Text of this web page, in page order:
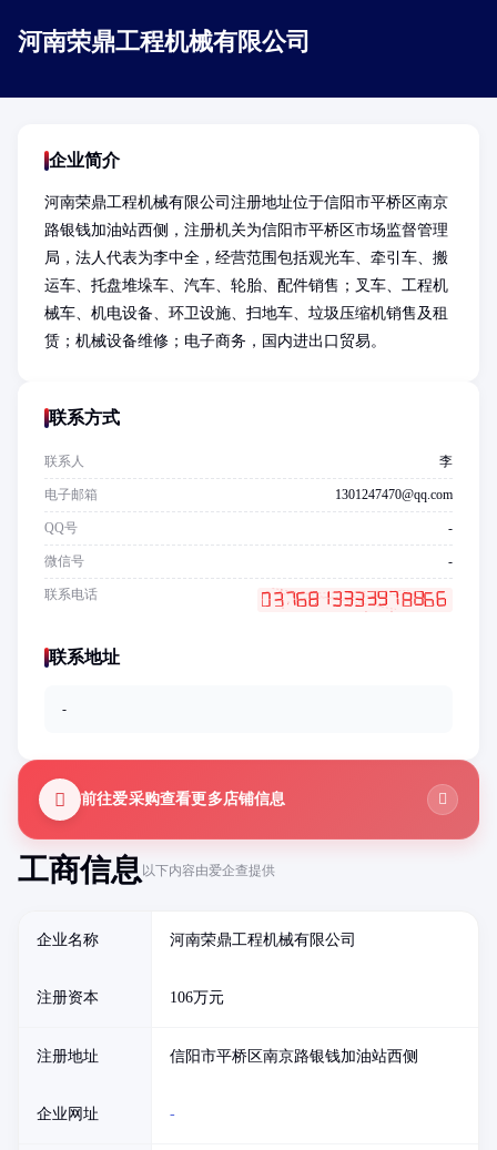
河南荣鼎工程机械有限公司
工商信息以下内容由爱企查提供
企业名称 河南荣鼎工程机械有限公司
注册资本 106万元
注册地址 信阳市平桥区南京路银钱加油站西侧
企业网址 -
企业简介
河南荣鼎工程机械有限公司注册地址位于信阳市平桥区南京
路银钱加油站西侧，注册机关为信阳市平桥区市场监督管理
局，法人代表为李中全，经营范围包括观光车、牵引车、搬
运车、托盘堆垛车、汽车、轮胎、配件销售；叉车、工程机
械车、机电设备、环卫设施、扫地车、垃圾压缩机销售及租
赁；机械设备维修；电子商务，国内进出口贸易。
联系方式
联系人 李
电子邮箱 1301247470@qq.com
QQ号 -
微信号 -
联系电话
联系地址
-
前往爱采购查看更多店铺信息